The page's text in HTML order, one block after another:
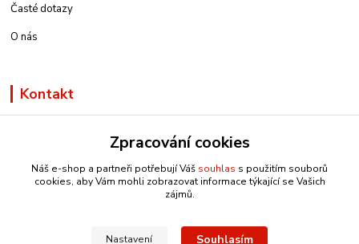
Časté dotazy
O nás
Kontakt
info@e-rucniprace.cz
Zpracování cookies
Náš e-shop a partneři potřebují Váš souhlas s použitím souborů
cookies, aby Vám mohli zobrazovat informace týkající se Vašich
zájmů.
Nastavení Souhlasím